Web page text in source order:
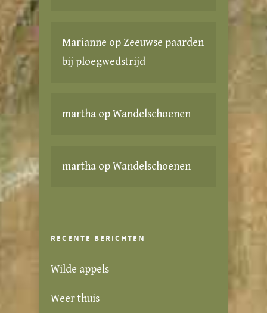
Marianne opZeeuwse paarden
bij ploegwedstrijd
martha opWandelschoenen
martha opWandelschoenen
RECENTE BERICHTEN
Wilde appels
Weer thuis